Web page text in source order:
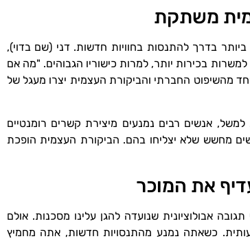
משתקת
בדרך להתנסות בחוויות חדשות. דני (שם בדוי),
בכירות יותר, למרות כישוריו הגבוהים. "מה אם
מהשיפוט החברתי והביקורת העצמית יצרו מעגל של
אנשים רבים נמנעים מיצירת קשרים רומנטיים
מחשש שלא יצליחו בהם. הביקורת העצמית הופכת
את המוכר
אבולוציונית שנועדה להגן עלינו מסכנות. אולם
כשאתה נמנע מהתנסויות חדשות, אתה מחמיץ